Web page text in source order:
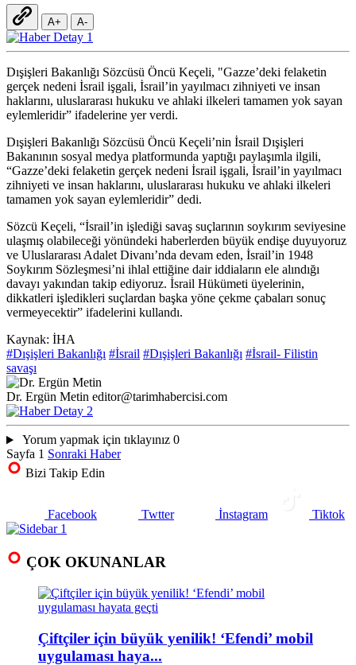
A+ A-
Dışişleri Bakanlığı Sözcüsü Öncü Keçeli, "Gazze’deki felaketin
gerçek nedeni İsrail işgali, İsrail’in yayılmacı zihniyeti ve insan
haklarını, uluslararası hukuku ve ahlaki ilkeleri tamamen yok sayan
eylemleridir” ifadelerine yer verdi.
Dışişleri Bakanlığı Sözcüsü Öncü Keçeli’nin İsrail Dışişleri
Bakanının sosyal medya platformunda yaptığı paylaşımla ilgili,
“Gazze’deki felaketin gerçek nedeni İsrail işgali, İsrail’in yayılmacı
zihniyeti ve insan haklarını, uluslararası hukuku ve ahlaki ilkeleri
tamamen yok sayan eylemleridir” dedi.
Sözcü Keçeli, “İsrail’in işlediği savaş suçlarının soykırım seviyesine
ulaşmış olabileceği yönündeki haberlerden büyük endişe duyuyoruz
ve Uluslararası Adalet Divanı’nda devam eden, İsrail’in 1948
Soykırım Sözleşmesi’ni ihlal ettiğine dair iddiaların ele alındığı
davayı yakından takip ediyoruz. İsrail Hükümeti üyelerinin,
dikkatleri işledikleri suçlardan başka yöne çekme çabaları sonuç
vermeyecektir” ifadelerini kullandı.
Kaynak: İHA
#Dışişleri Bakanlığı #İsrail #Dışişleri Bakanlığı #İsrail- Filistin
savaşı
Dr. Ergün Metin editor@tarimhabercisi.com
Yorum yapmak için tıklayınız 0
Sayfa 1 Sonraki Haber
Bizi Takip Edin
Facebook Twtter İnstagram Tiktok
ÇOK OKUNANLAR
Çiftçiler için büyük yenilik! ‘Efendi’ mobil
uygulaması haya...